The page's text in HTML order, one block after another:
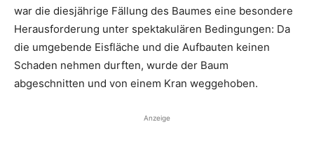
war die diesjährige Fällung des Baumes eine besondere
Herausforderung unter spektakulären Bedingungen: Da
die umgebende Eisfläche und die Aufbauten keinen
Schaden nehmen durften, wurde der Baum
abgeschnitten und von einem Kran weggehoben.
Anzeige